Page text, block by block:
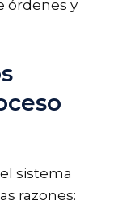
órdenes y
sistema
razones: